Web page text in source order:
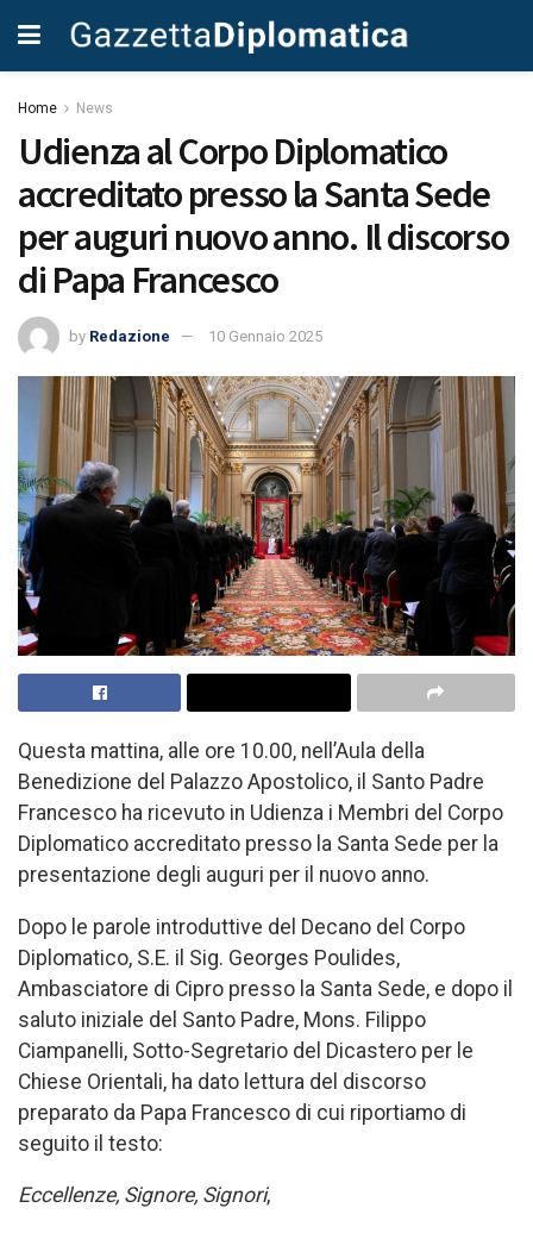
Home News
Udienza al Corpo Diplomatico
accreditato presso la Santa Sede
per auguri nuovo anno. Il discorso
di Papa Francesco
by Redazione 10 Gennaio 2025
Questa mattina, alle ore 10.00, nell’Aula della
Benedizione del Palazzo Apostolico, il Santo Padre
Francesco ha ricevuto in Udienza i Membri del Corpo
Diplomatico accreditato presso la Santa Sede per la
presentazione degli auguri per il nuovo anno.
Dopo le parole introduttive del Decano del Corpo
Diplomatico, S.E. il Sig. Georges Poulides,
Ambasciatore di Cipro presso la Santa Sede, e dopo il
saluto iniziale del Santo Padre, Mons. Filippo
Ciampanelli, Sotto-Segretario del Dicastero per le
Chiese Orientali, ha dato lettura del discorso
preparato da Papa Francesco di cui riportiamo di
seguito il testo:
Eccellenze, Signore, Signori,